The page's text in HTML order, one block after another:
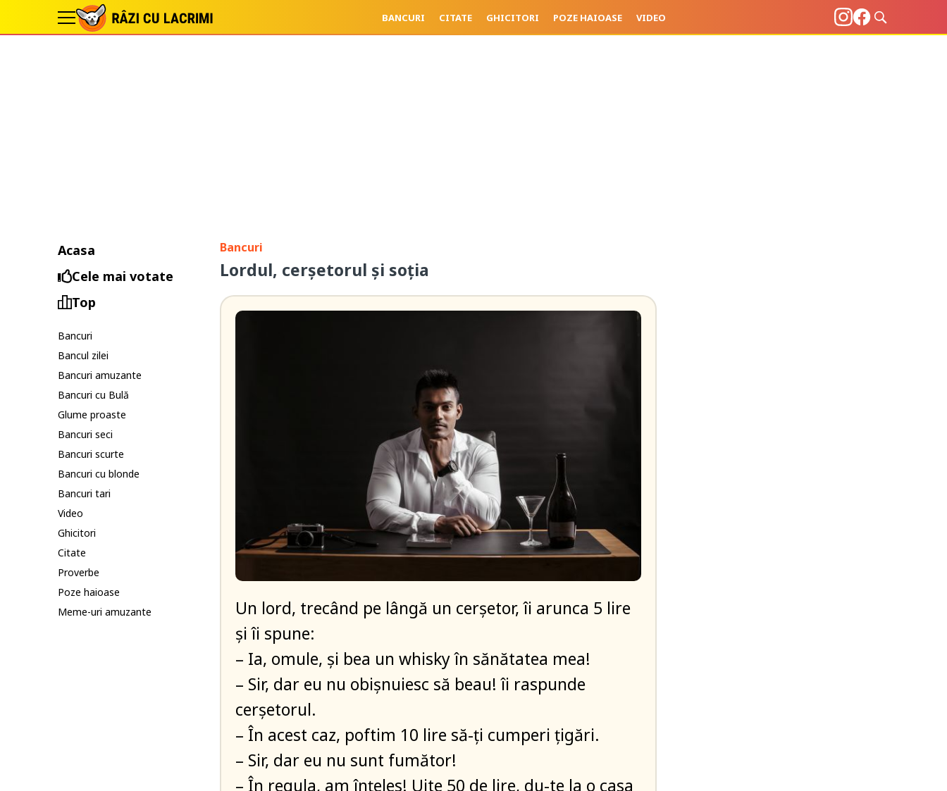
BANCURI CITATE GHICITORI POZE HAIOASE VIDEO
Acasa
Cele mai votate
Top
Bancuri
Bancul zilei
Bancuri amuzante
Bancuri cu Bulă
Glume proaste
Bancuri seci
Bancuri scurte
Bancuri cu blonde
Bancuri tari
Video
Ghicitori
Citate
Proverbe
Poze haioase
Meme-uri amuzante
Bancuri
Lordul, cerșetorul și soția
Un lord, trecând pe lângă un cerșetor, îi arunca 5 lire
și îi spune:
– Ia, omule, și bea un whisky în sănătatea mea!
– Sir, dar eu nu obișnuiesc să beau! îi raspunde
cerșetorul.
– În acest caz, poftim 10 lire să-ți cumperi țigări.
– Sir, dar eu nu sunt fumător!
– În regula, am înțeles! Uite 50 de lire, du-te la o casa